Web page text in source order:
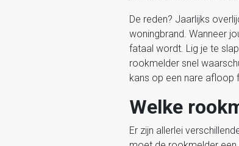
De reden? Jaarlijks
woningbrand. Wanneer
fataal wordt. Lig je te
rookmelder snel
kans op een nare afloop
Welke
Er zijn allerlei